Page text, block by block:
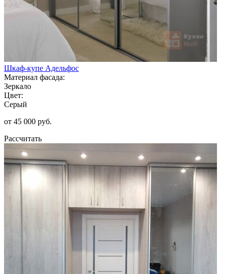
Шкаф-купе Адельфос
Материал фасада:
Зеркало
Цвет:
Серый
от 45 000 руб.
Рассчитать